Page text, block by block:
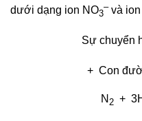
dưới dạng ion NO3
–và ion
Sự chuyển
+ Con đường
N 2 +